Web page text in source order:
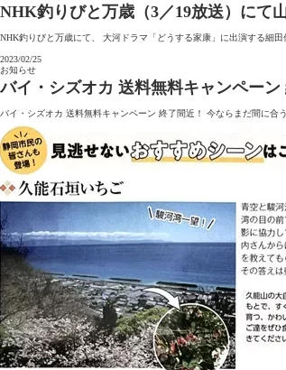
NHK釣りびと万歳（3／19放送）にて
NHK釣りびと万歳にて、 大河ドラマ「どうする家康」に出演する
2023/02/25
お知らせ
バイ・シズオカ 送料無料キャンペー
バイ・シズオカ 送料無料キャンペーン 終了間近！ 今ならまだ間に合う